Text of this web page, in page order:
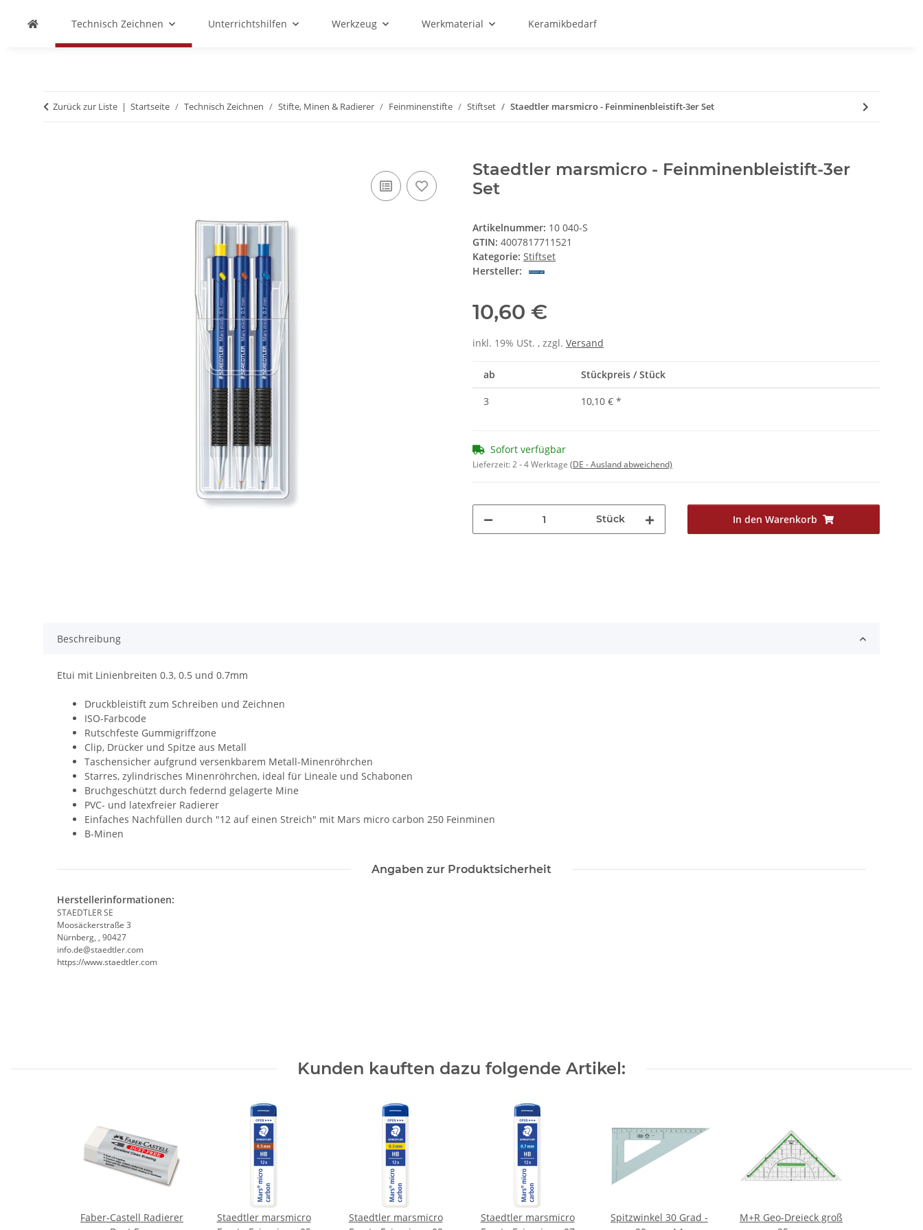
Technisch Zeichnen Unterrichtshilfen Werkzeug Werkmaterial Keramikbedarf
Zurück zur Liste Startseite Technisch Zeichnen Stifte, Minen & Radierer Feinminenstifte Stiftset Staedtler marsmicro - Feinminenbleistift-3er Set
Staedtler marsmicro - Feinminenbleistift-3er
Set
Artikelnummer: 10 040-S
GTIN: 4007817711521
Kategorie: Stiftset
Hersteller:
10,60 €
inkl. 19% USt. , zzgl. Versand
ab Stückpreis / Stück
3 10,10 € *
Sofort verfügbar
Lieferzeit:2 - 4 Werktage (DE - Ausland abweichend)
Stück In den Warenkorb
Beschreibung
Etui mit Linienbreiten 0.3, 0.5 und 0.7mm
Druckbleistift zum Schreiben und Zeichnen
ISO-Farbcode
Rutschfeste Gummigriffzone
Clip, Drücker und Spitze aus Metall
Taschensicher aufgrund versenkbarem Metall-Minenröhrchen
Starres, zylindrisches Minenröhrchen, ideal für Lineale und Schabonen
Bruchgeschützt durch federnd gelagerte Mine
PVC- und latexfreier Radierer
Einfaches Nachfüllen durch "12 auf einen Streich" mit Mars micro carbon 250 Feinminen
B-Minen
Angaben zur Produktsicherheit
Herstellerinformationen:
STAEDTLER SE
Moosäckerstraße 3
Nürnberg, , 90427
info.de@staedtler.com
https://www.staedtler.com
Kunden kauften dazu folgende Artikel:
Faber-Castell Radierer
Staedtler marsmicro
Staedtler marsmicro
Staedtler marsmicro
Spitzwinkel 30 Grad -
M+R Geo-Dreieck groß